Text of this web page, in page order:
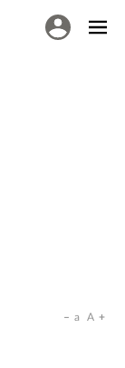
a A